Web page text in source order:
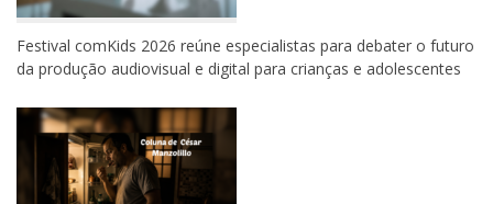
Festival comKids 2026 reúne especialistas para debater o futuro
da produção audiovisual e digital para crianças e adolescentes